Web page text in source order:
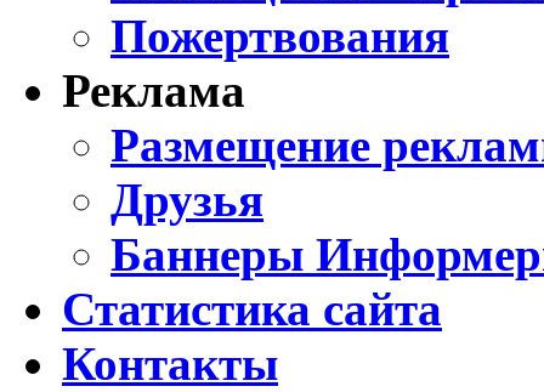
Пожертвования
Реклама
Размещение
Друзья
Баннеры
Статистика сайта
Контакты